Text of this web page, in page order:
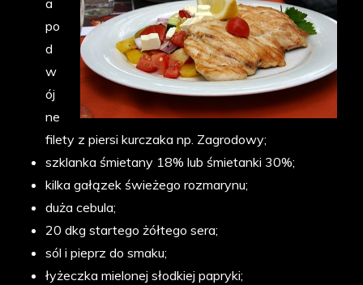
a
po
d
w
ój
ne
filety z piersi kurczaka np. Zagrodowy;
szklanka śmietany 18% lub śmietanki 30%;
kilka gałązek świeżego rozmarynu;
duża cebula;
20 dkg startego żółtego sera;
sól i pieprz do smaku;
łyżeczka mielonej słodkiej papryki;